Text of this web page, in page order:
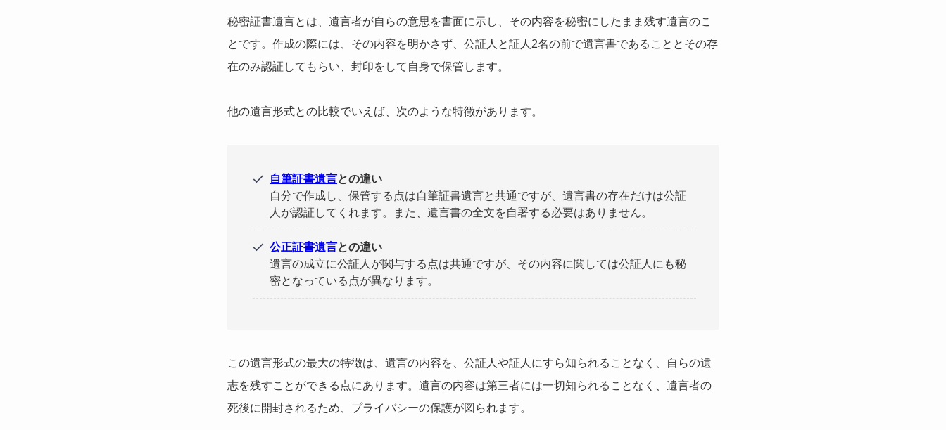
秘密証書遺言とは、遺言者が自らの意思を書面に示し、その内容を秘密にしたまま残す遺言のこ
とです。作成の際には、その内容を明かさず、公証人と証人2名の前で遺言書であることとその存
在のみ認証してもらい、封印をして自身で保管します。
他の遺言形式との比較でいえば、次のような特徴があります。
自筆証書遺言との違い
自分で作成し、保管する点は自筆証書遺言と共通ですが、遺言書の存在だけは公証
人が認証してくれます。また、遺言書の全文を自署する必要はありません。
公正証書遺言との違い
遺言の成立に公証人が関与する点は共通ですが、その内容に関しては公証人にも秘
密となっている点が異なります。
この遺言形式の最大の特徴は、遺言の内容を、公証人や証人にすら知られることなく、自らの遺
志を残すことができる点にあります。遺言の内容は第三者には一切知られることなく、遺言者の
死後に開封されるため、プライバシーの保護が図られます。